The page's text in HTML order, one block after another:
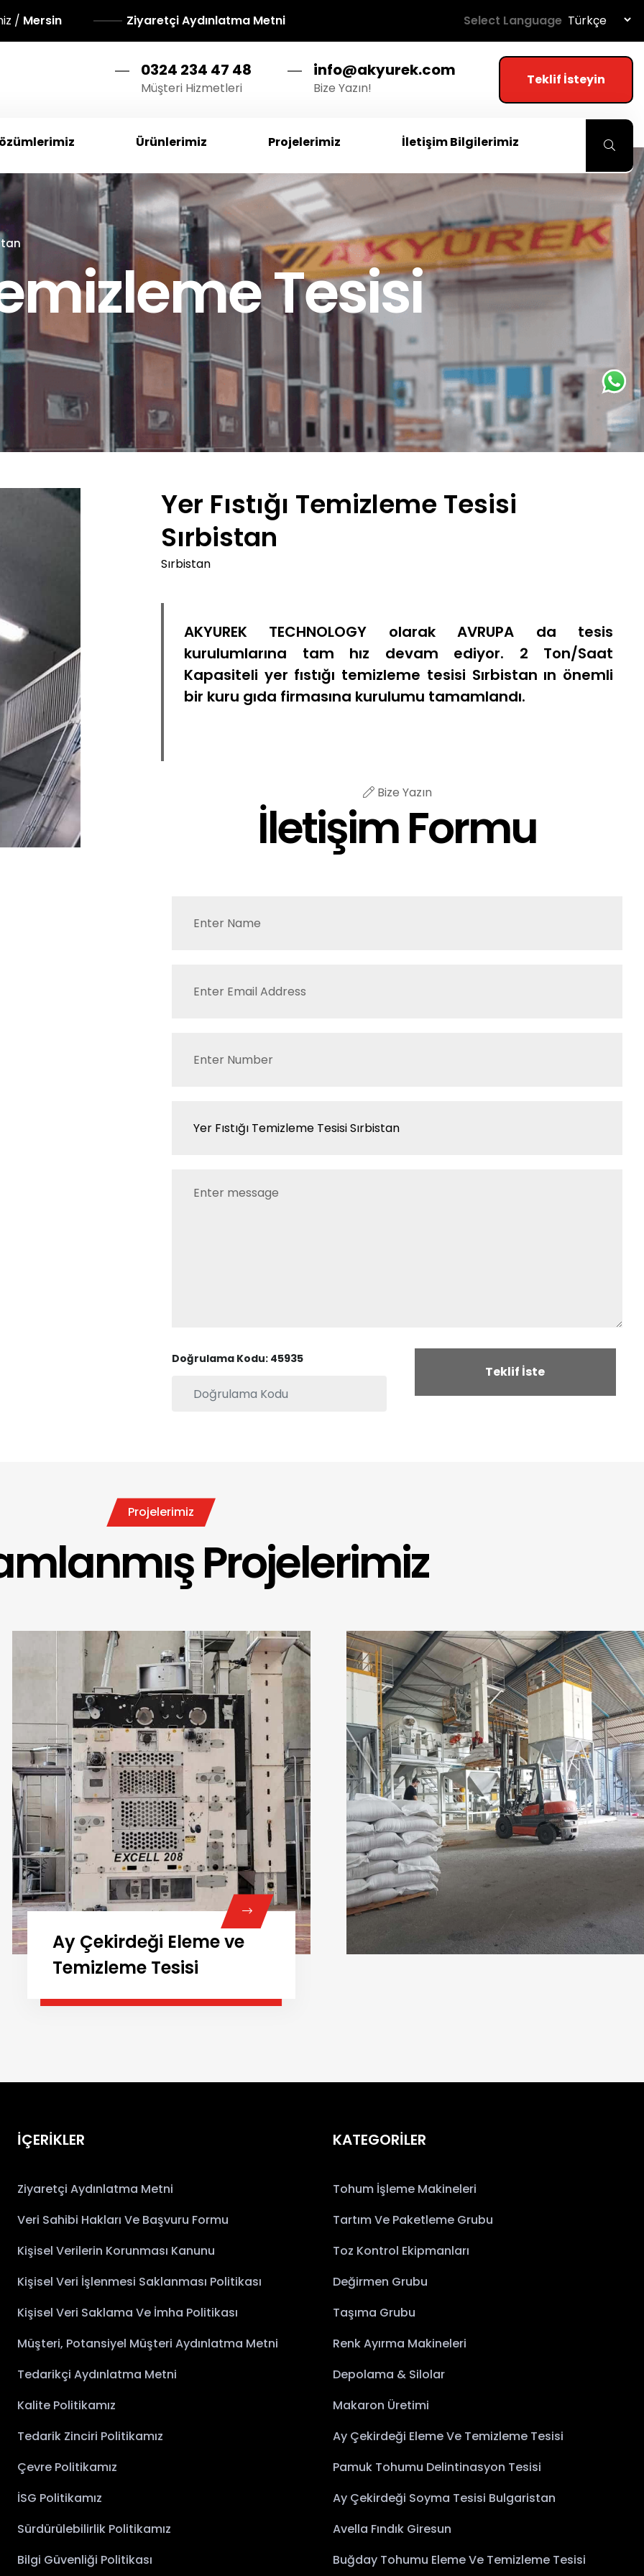
/ Mersin Ziyaretçi Aydınlatma Metni Select Language
0324 234 47 48
Müşteri Hizmetleri
info@akyurek.com
Bize Yazın!
Teklif İsteyin
Ürünlerimiz Projelerimiz İletişim Bilgilerimiz
Tesisi
Yer Fıstığı Temizleme Tesisi
Sırbistan
Sırbistan
AKYUREK TECHNOLOGY olarak AVRUPA da tesis
kurulumlarına tam hız devam ediyor. 2 Ton/Saat
Kapasiteli yer fıstığı temizleme tesisi Sırbistan ın önemli
bir kuru gıda firmasına kurulumu tamamlandı.
Bize Yazın
İletişim Formu
Doğrulama Kodu: 45935
Projelerimiz
Projelerimiz
Ay Çekirdeği Eleme ve
Temizleme Tesisi
İÇERİKLER
Ziyaretçi Aydınlatma Metni
Veri Sahibi Hakları Ve Başvuru Formu
Kişisel Verilerin Korunması Kanunu
Kişisel Veri İşlenmesi Saklanması Politikası
Kişisel Veri Saklama Ve İmha Politikası
Müşteri, Potansiyel Müşteri Aydınlatma Metni
Tedarikçi Aydınlatma Metni
Kalite Politikamız
Tedarik Zinciri Politikamız
Çevre Politikamız
İSG Politikamız
Sürdürülebilirlik Politikamız
Bilgi Güvenliği Politikası
KATEGORİLER
Tohum İşleme Makineleri
Tartım Ve Paketleme Grubu
Toz Kontrol Ekipmanları
Değirmen Grubu
Taşıma Grubu
Renk Ayırma Makineleri
Depolama & Silolar
Makaron Üretimi
Ay Çekirdeği Eleme Ve Temizleme Tesisi
Pamuk Tohumu Delintinasyon Tesisi
Ay Çekirdeği Soyma Tesisi Bulgaristan
Avella Fındık Giresun
Buğday Tohumu Eleme Ve Temizleme Tesisi